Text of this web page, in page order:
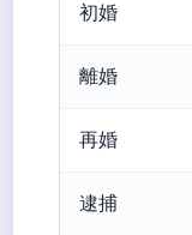
初婚
離婚
再婚
逮捕